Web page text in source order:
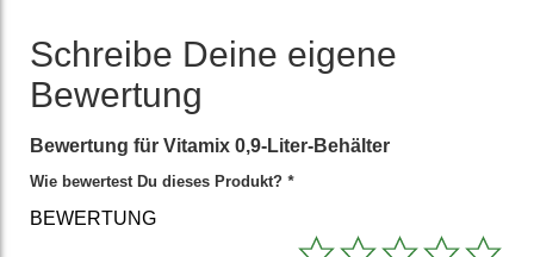
Schreibe Deine eigene
Bewertung
Bewertung für Vitamix 0,9-Liter-Behälter
Wie bewertest Du dieses Produkt? *
BEWERTUNG